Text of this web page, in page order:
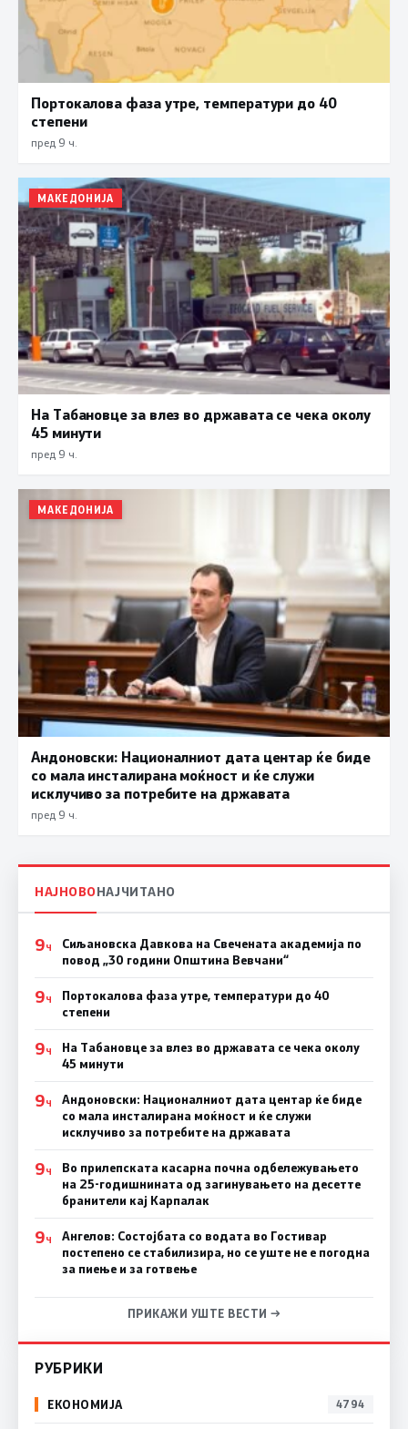
Портокалова фаза утре, температури до 40
степени
пред 9 ч.
МАКЕДОНИЈА
На Табановце за влез во државата се чека околу
45 минути
пред 9 ч.
МАКЕДОНИЈА
Андоновски: Националниот дата центар ќе биде
со мала инсталирана моќност и ќе служи
исклучиво за потребите на државата
пред 9 ч.
НАЈНОВОНАЈЧИТАНО
9Ч
Сиљановска Давкова на Свечената академија по
повод „30 години Општина Вевчани“
9Ч
Портокалова фаза утре, температури до 40
степени
9Ч
На Табановце за влез во државата се чека околу
45 минути
9Ч
Андоновски: Националниот дата центар ќе биде
со мала инсталирана моќност и ќе служи
исклучиво за потребите на државата
9Ч
Во прилепската касарна почна одбележувањето
на 25-годишнината од загинувањето на десетте
бранители кај Карпалак
9Ч
Ангелов: Состојбата со водата во Гостивар
постепено се стабилизира, но се уште не е погодна
за пиење и за готвење
ПРИКАЖИ УШТЕ ВЕСТИ →
РУБРИКИ
ЕКОНОМИЈА 4794